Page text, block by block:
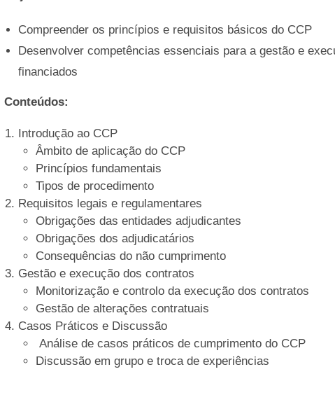
Compreender os princípios e requisitos básicos do CCP
Desenvolver competências essenciais para a gestão e
financiados
Conteúdos:
Introdução ao CCP
Âmbito de aplicação do CCP
Princípios fundamentais
Tipos de procedimento
Requisitos legais e regulamentares
Obrigações das entidades adjudicantes
Obrigações dos adjudicatários
Consequências do não cumprimento
Gestão e execução dos contratos
Monitorização e controlo da execução dos contratos
Gestão de alterações contratuais
Casos Práticos e Discussão
Análise de casos práticos de cumprimento do CCP
Discussão em grupo e troca de experiências